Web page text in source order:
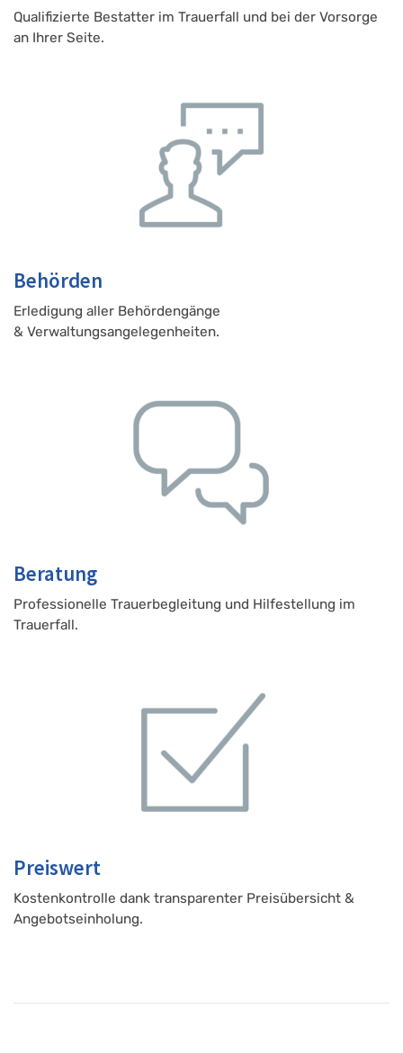
Qualifizierte Bestatter im Trauerfall und bei der Vorsorge
an Ihrer Seite.
Behörden
Erledigung aller Behördengänge
& Verwaltungsangelegenheiten.
Beratung
Professionelle Trauerbegleitung und Hilfestellung im
Trauerfall.
Preiswert
Kostenkontrolle dank transparenter Preisübersicht &
Angebotseinholung.